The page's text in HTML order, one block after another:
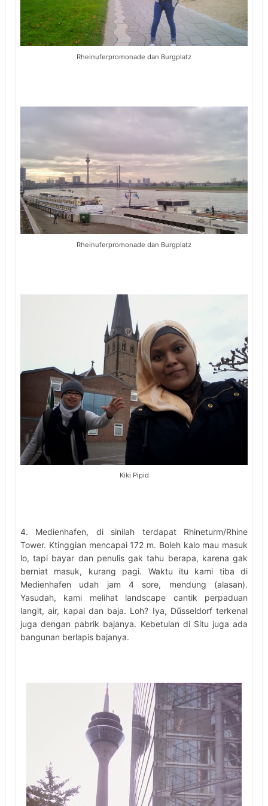
Rheinuferpromonade dan Burgplatz
Rheinuferpromonade dan Burgplatz
Kiki Pipid
4. Medienhafen, di sinilah terdapat Rhineturm/Rhine
Tower. Ktinggian mencapai 172 m. Boleh kalo mau masuk
lo, tapi bayar dan penulis gak tahu berapa, karena gak
berniat masuk, kurang pagi. Waktu itu kami tiba di
Medienhafen udah jam 4 sore, mendung (alasan).
Yasudah, kami melihat landscape cantik perpaduan
langit, air, kapal dan baja. Loh? Iya, Dűsseldorf terkenal
juga dengan pabrik bajanya. Kebetulan di Situ juga ada
bangunan berlapis bajanya.